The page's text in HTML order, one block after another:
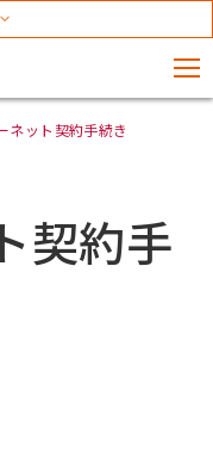
ネット契約手続き
契約手